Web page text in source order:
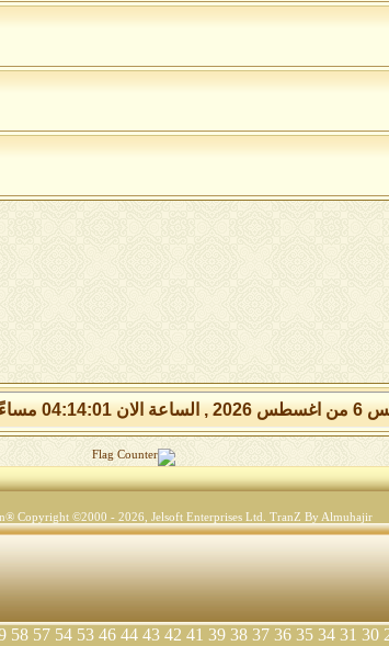
الان 04:14:01 مساءً.
Copyright ©2000 - 2026, Jelsoft Enterprises Ltd. TranZ By Almuhajir
30
31
34
35
36
37
38
39
41
42
43
44
46
53
54
57
58